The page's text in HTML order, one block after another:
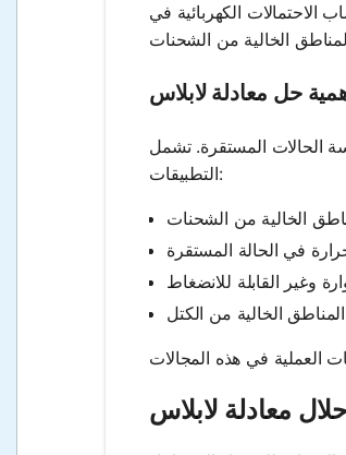
الاحتمالات الكهربائية في
حل معادلة لابلاس
الحالات المستقرة. تشمل
التطبيقات:
معادلة لابلاس